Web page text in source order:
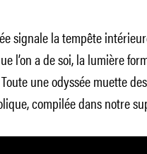
signale la tempête
l’on a de soi, la lumière
une odyssée muette
compilée dans notre